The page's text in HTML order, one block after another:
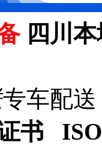
四川
专车配送
书